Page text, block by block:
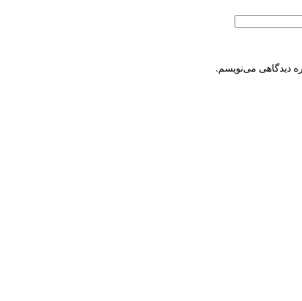
دیدگاهی می‌نویسم.